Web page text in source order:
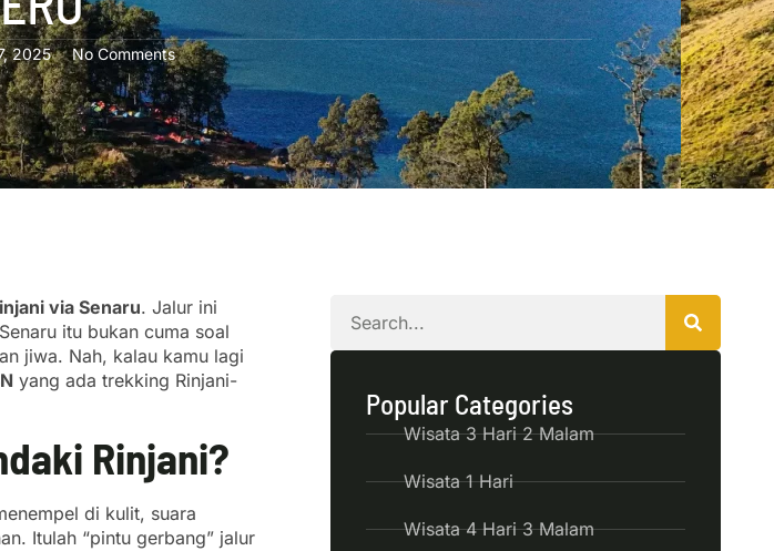
2025 No Comments
via Senaru. Jalur ini
itu bukan cuma soal
jiwa. Nah, kalau kamu lagi
yang ada trekking Rinjani-
Rinjani?
di kulit, suara
Itulah “pintu gerbang” jalur
Popular Categories
Wisata 3 Hari 2 Malam
Wisata 1 Hari
Wisata 4 Hari 3 Malam